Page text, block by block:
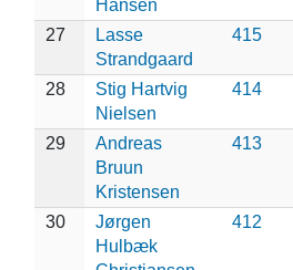
Hansen
27
Lasse
Strandgaard
415
28
Stig Hartvig
Nielsen
414
29
Andreas
Bruun
Kristensen
413
30
Jørgen
Hulbæk
412